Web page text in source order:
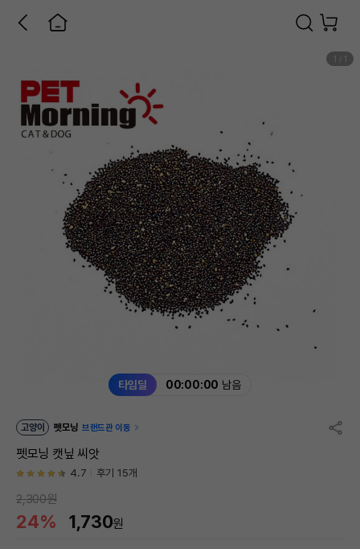
타임딜 00:00:00 남음
1 1
고양이 펫모닝 브랜드관 이동
펫모닝 캣닢 씨앗
4.7 후기 15개
2,300원
24% 1,730원